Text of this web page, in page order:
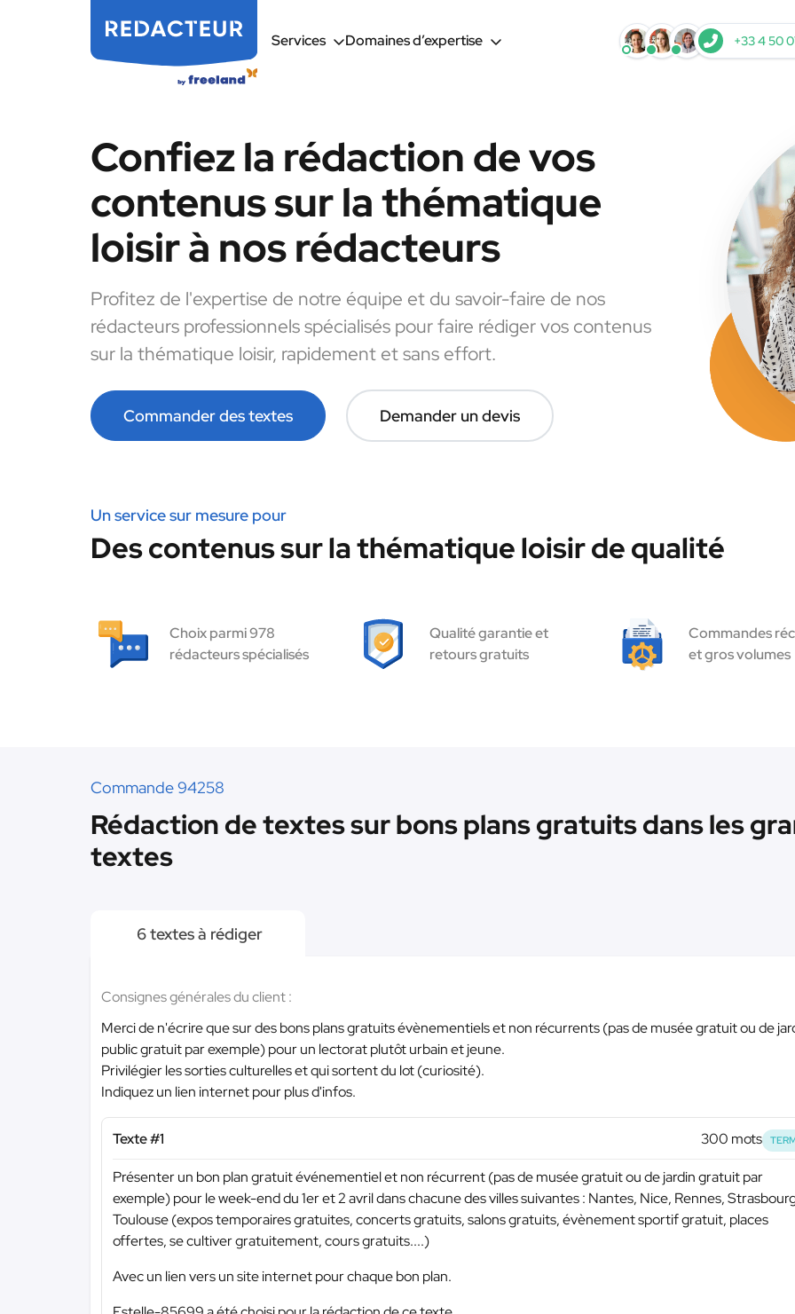
Services Domaines d’expertise +33 4 50
Confiez la rédaction de vos
contenus sur la thématique
loisir à nos rédacteurs
Profitez de l'expertise de notre équipe et du savoir-faire de nos
rédacteurs professionnels spécialisés pour faire rédiger vos contenus
sur la thématique loisir, rapidement et sans effort.
Commander des textes Demander un devis
Un service sur mesure pour
Des contenus sur la thématique loisir de qualité
Choix parmi 978
rédacteurs spécialisés
Qualité garantie et
retours gratuits
Commandes
et gros volumes
Commande 94258
Rédaction de textes sur bons plans gratuits dans les
textes
6 textes à rédiger
Consignes générales du client :
Merci de n'écrire que sur des bons plans gratuits évènementiels et non récurrents (pas de musée gratuit ou de
public gratuit par exemple) pour un lectorat plutôt urbain et jeune.
Privilégier les sorties culturelles et qui sortent du lot (curiosité).
Indiquez un lien internet pour plus d'infos.
Texte #1 300 mots
Présenter un bon plan gratuit événementiel et non récurrent (pas de musée gratuit ou de jardin gratuit par
exemple) pour le week-end du 1er et 2 avril dans chacune des villes suivantes : Nantes, Nice, Rennes,
Toulouse (expos temporaires gratuites, concerts gratuits, salons gratuits, évènement sportif gratuit, places
offertes, se cultiver gratuitement, cours gratuits....)
Avec un lien vers un site internet pour chaque bon plan.